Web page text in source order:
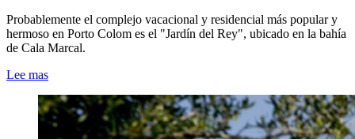
Probablemente el complejo vacacional y residencial más popular y
hermoso en Porto Colom es el "Jardín del Rey", ubicado en la bahía
de Cala Marcal.
Lee mas